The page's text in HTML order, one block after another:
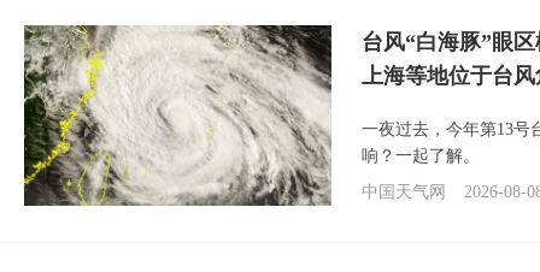
台风“白海豚”眼
上海等地位于台
一夜过去，今年第13号
响？一起了解。
中国天气网
2026-08-